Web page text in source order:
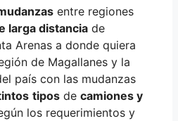
entre regiones
larga distancia de
Arenas a donde quiera
de Magallanes y la
país con las mudanzas
tipos de camiones y
los requerimientos y